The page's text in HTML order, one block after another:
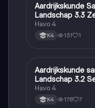
Aardrijkskunde
Aardrijkskunde
Landschap 3.3
Klimaatgebieden
Havo 4
K4 131 1
Aardrijkskunde
Aardrijkskunde
Landschap 3.2
Havo 4
K4 178 7